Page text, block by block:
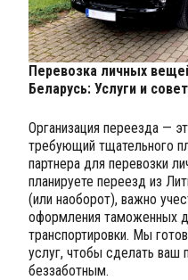
Перевозка личных
Беларусь: Услуги и
Организация переезда —
требующий тщательного
партнера для перевозки
планируете переезд из
(или наоборот), важно
оформления таможенных
транспортировки. Мы
услуг, чтобы сделать
беззаботным.